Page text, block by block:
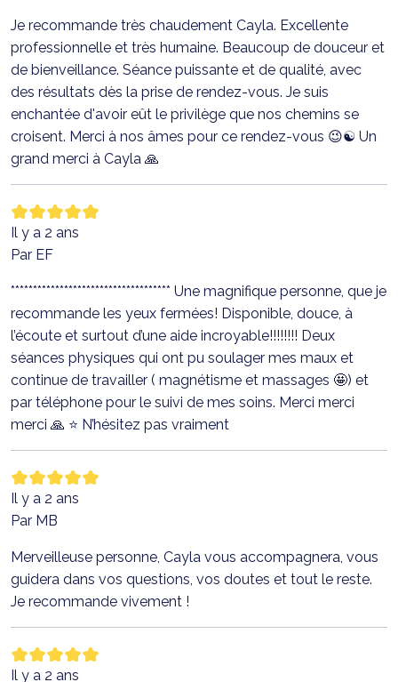
Je recommande très chaudement Cayla. Excellente
professionnelle et très humaine. Beaucoup de douceur et
de bienveillance. Séance puissante et de qualité, avec
des résultats dès la prise de rendez-vous. Je suis
enchantée d'avoir eût le privilège que nos chemins se
croisent. Merci à nos âmes pour ce rendez-vous 😉☯️ Un
grand merci à Cayla 🙏
Il y a 2 ans
Par EF
************************************ Une magnifique personne, que je
recommande les yeux fermées! Disponible, douce, à
l’écoute et surtout d’une aide incroyable!!!!!!!! Deux
séances physiques qui ont pu soulager mes maux et
continue de travailler ( magnétisme et massages 🤩) et
par téléphone pour le suivi de mes soins. Merci merci
merci 🙏 ⭐️ N’hésitez pas vraiment
Il y a 2 ans
Par MB
Merveilleuse personne, Cayla vous accompagnera, vous
guidera dans vos questions, vos doutes et tout le reste.
Je recommande vivement !
Il y a 2 ans